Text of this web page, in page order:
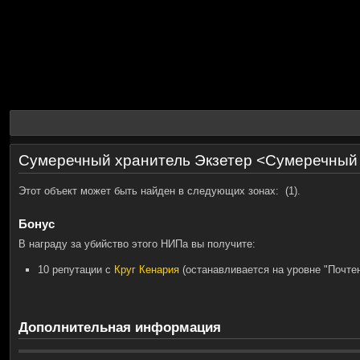
Сумеречный хранитель Экзетер
Этот объект может быть найден в следующих зонах: (1).
Бонус
В награду за убийство этого НИПа вы получите:
10 репутации с Круг Кенария (останавливается на уровне
Дополнительная информация